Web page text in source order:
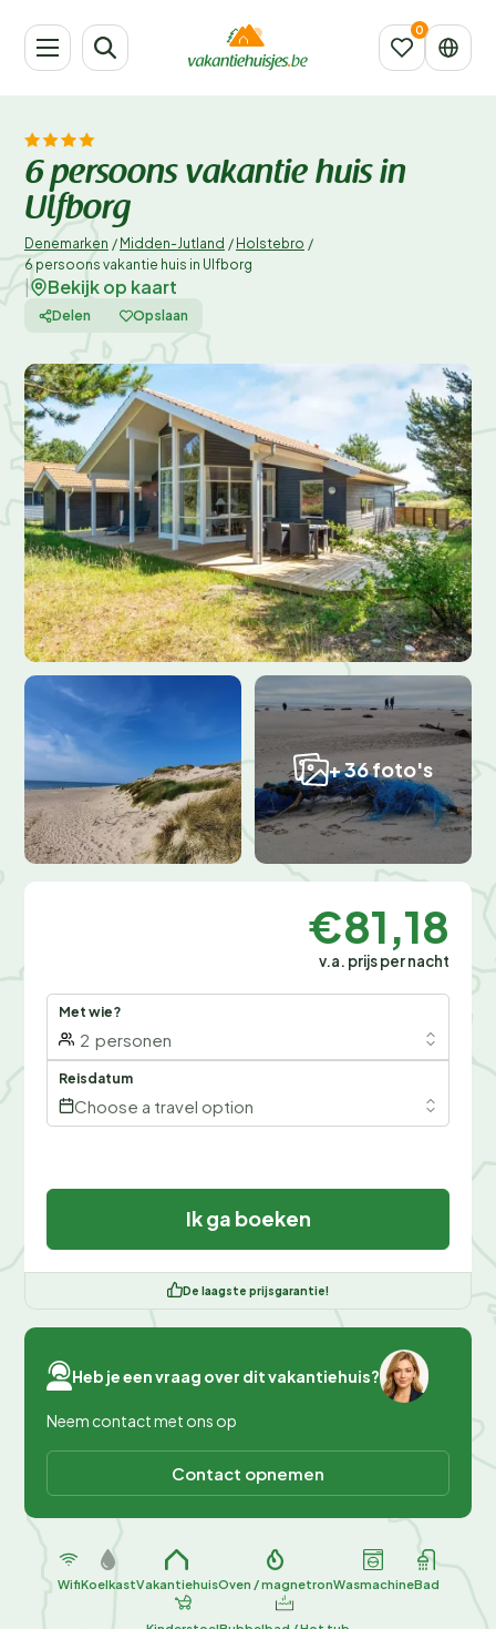
6 persoons vakantie huis in
Ulfborg
Denemarken / Midden-Jutland / Holstebro /
6 persoons vakantie huis in Ulfborg
Bekijk op kaart
Delen Opslaan
+ 36 foto's
€81,18
v.a. prijs per nacht
Met wie?
2 personen
Reisdatum
Choose a travel option
Ik ga boeken
De laagste prijsgarantie!
Heb je een vraag over dit vakantiehuis?
Neem contact met ons op
Contact opnemen
WifiKoelkastVakantiehuisOven / magnetronWasmachineBad